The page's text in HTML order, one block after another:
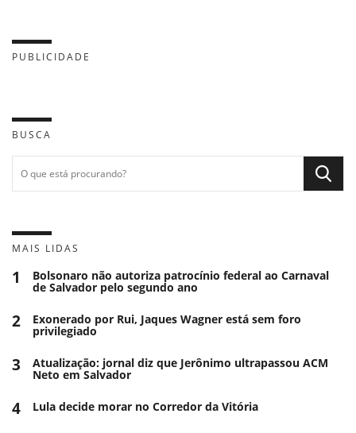
PUBLICIDADE
BUSCA
MAIS LIDAS
1 Bolsonaro não autoriza patrocínio federal ao Carnaval
de Salvador pelo segundo ano
2 Exonerado por Rui, Jaques Wagner está sem foro
privilegiado
3 Atualização: jornal diz que Jerônimo ultrapassou ACM
Neto em Salvador
4 Lula decide morar no Corredor da Vitória